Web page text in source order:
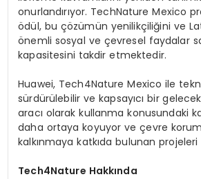
onurlandırıyor. TechNature Mexico
ödül, bu çözümün yenilikçiliğini ve
önemli sosyal ve çevresel faydalar
kapasitesini takdir etmektedir.
Huawei, Tech4Nature Mexico ile
sürdürülebilir ve kapsayıcı bir
aracı olarak kullanma konusundaki
daha ortaya koyuyor ve çevre
kalkınmaya katkıda bulunan
Tech4Nature Hakkında